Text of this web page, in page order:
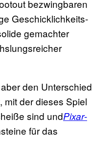
bezwingbaren
Geschicklichkeits-
gemachter
den Unterschied
der dieses Spiel
sind undPixar-
für das